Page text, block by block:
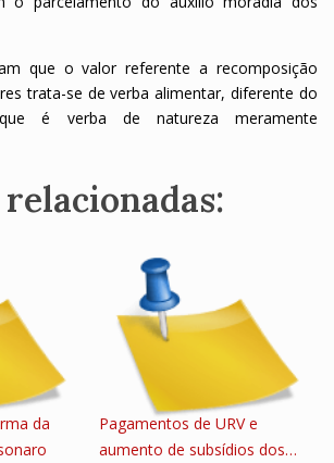
que o valor referente a recomposição
trata-se de verba alimentar, diferente do
é verba de natureza meramente
da
Pagamentos de URV e
aumento de subsídios dos…